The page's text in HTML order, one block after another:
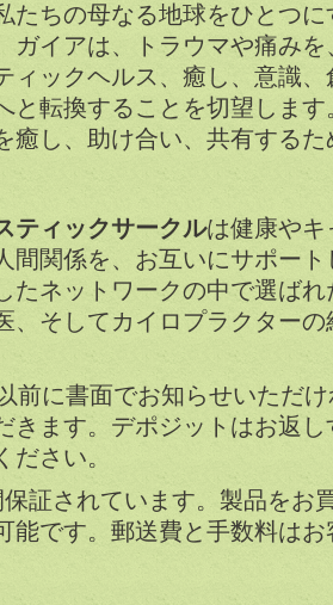
たちの母なる地球をひとつ
ガイアは、トラウマや痛み
ィックヘルス、癒し、意識
と転換することを切望しま
癒し、助け合い、共有する
ティックサークルは健康やキ
間関係を、お互いにサポー
たネットワークの中で選ば
、そしてカイロプラクター
前に書面でお知らせいただ
きます。デポジットはお返
ださい。
証されています。製品をお
能です。郵送費と手数料は